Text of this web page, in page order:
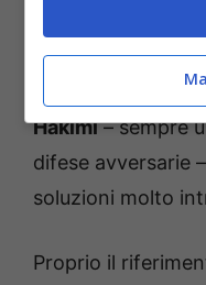
di cui tener conto
predisposizione
accompagnare
Hakimi– sempre
difese avversarie
soluzioni molto
Proprio il